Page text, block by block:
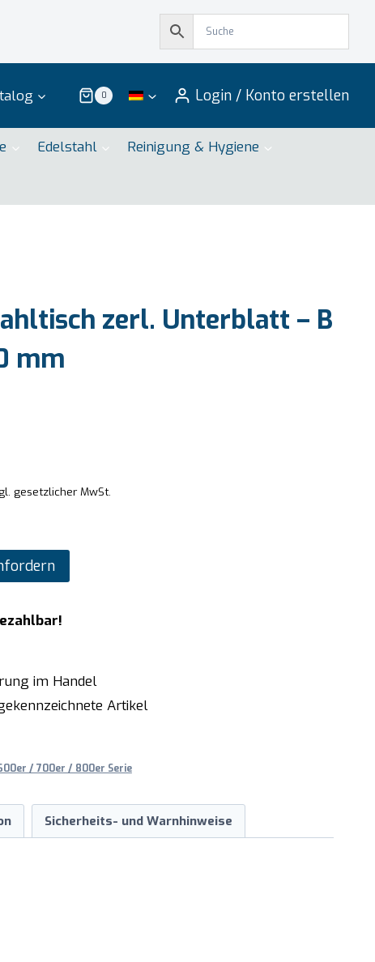
0 Login / Konto erstellen
Edelstahl Reinigung & Hygiene
zerl. Unterblatt – B
mm
gesetzlicher MwSt.
im Handel
Artikel
/ 700er / 800er Serie
Sicherheits- und Warnhinweise